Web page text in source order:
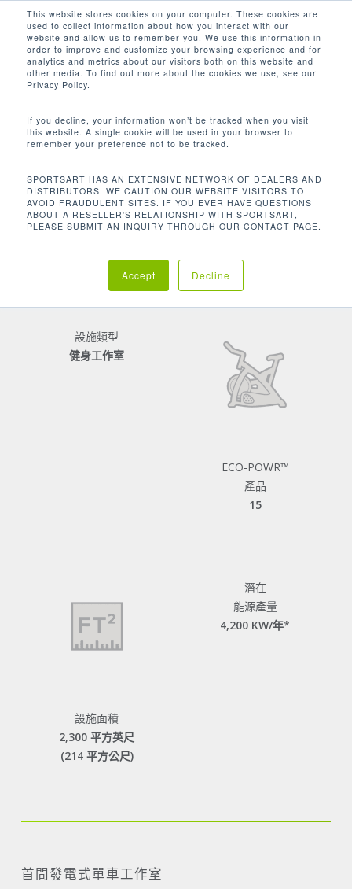
This website stores cookies on your computer. These cookies are
used to collect information about how you interact with our
website and allow us to remember you. We use this information in
order to improve and customize your browsing experience and for
analytics and metrics about our visitors both on this website and
other media. To find out more about the cookies we use, see our
Privacy Policy.
If you decline, your information won’t be tracked when you visit
this website. A single cookie will be used in your browser to
remember your preference not to be tracked.
SPORTSART HAS AN EXTENSIVE NETWORK OF DEALERS AND
DISTRIBUTORS. WE CAUTION OUR WEBSITE VISITORS TO
AVOID FRAUDULENT SITES. IF YOU EVER HAVE QUESTIONS
ABOUT A RESELLER'S RELATIONSHIP WITH SPORTSART,
PLEASE SUBMIT AN INQUIRY THROUGH OUR CONTACT PAGE.
Accept Decline
main
content
search
客戶聚焦
SACRAMENTO ECO FITNESS
Sacramento | CA
設施類型
健身工作室
ECO-POWR™
產品
15
設施面積
2,300 平方英尺
(214 平方公尺)
潛在
能源產量
4,200 KW/年*
首間發電式單車工作室
Close
Menu